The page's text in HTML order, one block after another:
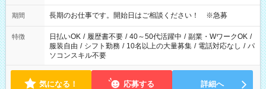
期間 長期のお仕事です。開始日はご相談ください！ ※急募
特徴 日払いOK / 履歴書不要 / 40～50代活躍中 / 副業・WワークOK /
服装自由 / シフト勤務 / 10名以上の大量募集 / 電話対応なし / パ
ソコンスキル不要
気になる！ 応募する 詳細へ